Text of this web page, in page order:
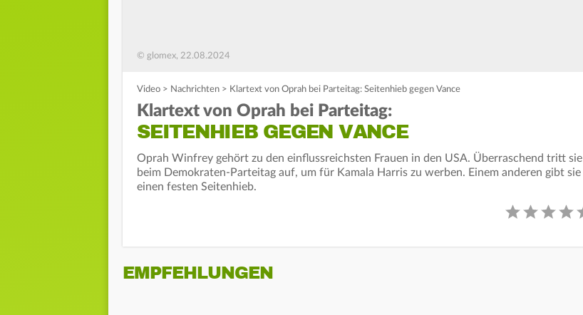
© glomex, 22.08.2024
Video > Nachrichten > Klartext von Oprah bei Parteitag: Seitenhieb gegen Vance
Klartext von Oprah bei Parteitag:
SEITENHIEB GEGEN VANCE
Oprah Winfrey gehört zu den einflussreichsten Frauen in den USA. Überraschend tritt sie
beim Demokraten-Parteitag auf, um für Kamala Harris zu werben. Einem anderen gibt sie
einen festen Seitenhieb.
EMPFEHLUNGEN